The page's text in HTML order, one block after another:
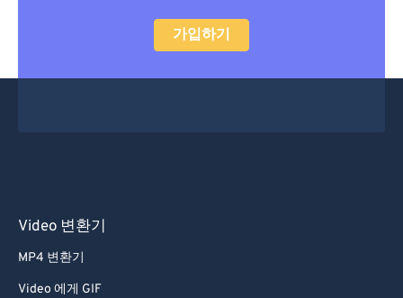
가입하기
Video 변환기
MP4 변환기
Video 에게 GIF